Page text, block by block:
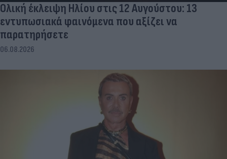
Ολική έκλειψη Ηλίου στις 12 Αυγούστου: 13
εντυπωσιακά φαινόμενα που αξίζει να
παρατηρήσετε
06.08.2026